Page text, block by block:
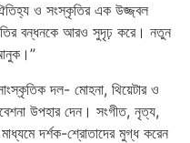
ঐতিহ্য ও সংস্কৃতির এক উজ্জ্বল
বন্ধনকে আরও সুদৃঢ় করে। নতুন
দল- মোহনা, থিয়েটার ও
উপহার দেন। সংগীত, নৃত্য,
দর্শক-শ্রোতাদের মুগ্ধ করেন